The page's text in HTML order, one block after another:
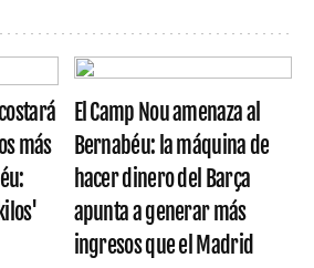
más
El Camp Nou amenaza al
Bernabéu: la máquina de
hacer dinero del Barça
apunta a generar más
ingresos que el Madrid